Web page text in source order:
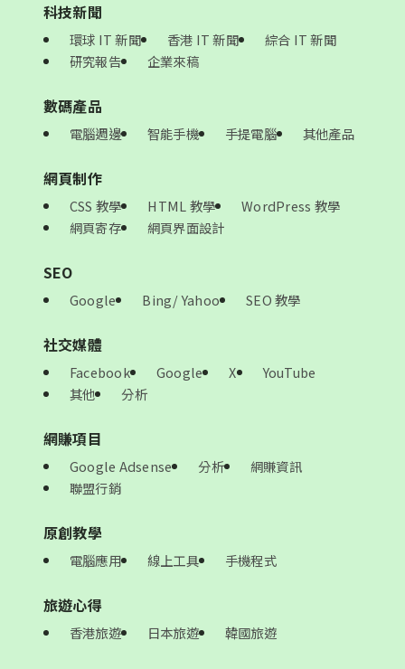
科技新聞
環球 IT 新聞 香港 IT 新聞
綜合 IT 新聞
研究報告
企業來稿
數碼產品
電腦週邊 智能手機 手提電腦 其他產品
網頁制作
CSS 教學 HTML 教學
WordPress 教學
網頁寄存
網頁界面設計
SEO
Google Bing/ Yahoo SEO 教學
社交媒體
Facebook Google X
YouTube
其他
分析
網賺項目
Google Adsense 分析
網賺資訊
聯盟行銷
原創教學
電腦應用 線上工具 手機程式
旅遊心得
香港旅遊 日本旅遊 韓國旅遊